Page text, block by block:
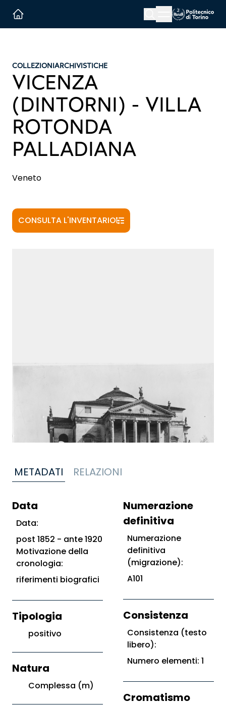
Menu button
COLLEZIONIARCHIVISTICHE
VICENZA
(DINTORNI) - VILLA
ROTONDA
PALLADIANA
Veneto
CONSULTA L'INVENTARIO
METADATI RELAZIONI
Data
Data:
post 1852 - ante 1920
Motivazione della
cronologia:
riferimenti biografici
Tipologia
positivo
Natura
Complessa (m)
Numerazione
definitiva
Numerazione
definitiva
(migrazione):
A101
Consistenza
Consistenza (testo
libero):
Numero elementi: 1
Cromatismo